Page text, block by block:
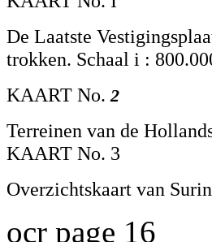
De Laatste
trokken. Schaal i :
KAART No. 2
Terreinen van de
KAART No. 3
Overzichtskaart van
ocr page 16